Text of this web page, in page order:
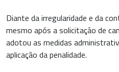
Diante da irregularidade e da
mesmo após a solicitação de
adotou as medidas
aplicação da penalidade.